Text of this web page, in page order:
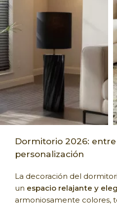
Dormitorio 2026:
personalización
La decoración del
un espacio relajante y
armoniosamente colores,